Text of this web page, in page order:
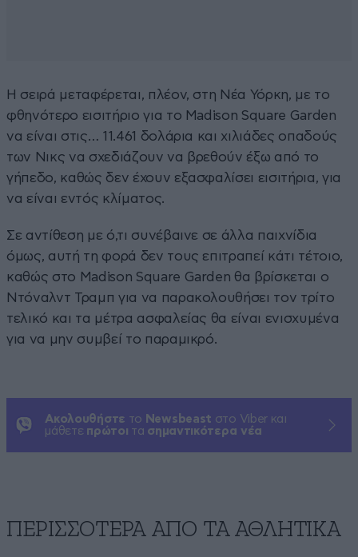
Η σειρά μεταφέρεται, πλέον, στη Νέα Υόρκη, με το
φθηνότερο εισιτήριο για το Madison Square Garden
να είναι στις… 11.461 δολάρια και χιλιάδες οπαδούς
των Νικς να σχεδιάζουν να βρεθούν έξω από το
γήπεδο, καθώς δεν έχουν εξασφαλίσει εισιτήρια, για
να είναι εντός κλίματος.
Σε αντίθεση με ό,τι συνέβαινε σε άλλα παιχνίδια
όμως, αυτή τη φορά δεν τους επιτραπεί κάτι τέτοιο,
καθώς στο Madison Square Garden θα βρίσκεται ο
Ντόναλντ Τραμπ για να παρακολουθήσει τον τρίτο
τελικό και τα μέτρα ασφαλείας θα είναι ενισχυμένα
για να μην συμβεί το παραμικρό.
Ακολουθήστε το Newsbeast στο Viber και
μάθετε πρώτοι τα σημαντικότερα νέα
ΠΕΡΙΣΣΟΤΕΡΑ ΑΠΟ ΤA ΑΘΛΗΤΙΚΑ